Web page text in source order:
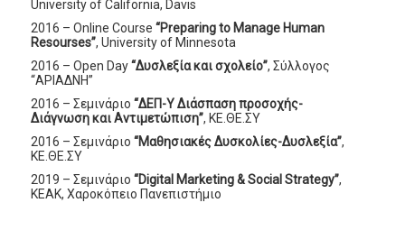
University of California, Davis
2016 – Online Course“Preparing to Manage Human
Resourses”, University of Minnesota
2016 – Open Day“Δυσλεξία και σχολείο”, Σύλλογος
“ΑΡΙΑΔΝΗ”
2016 – Σεμινάριο“ΔΕΠ-Υ Διάσπαση προσοχής-
Διάγνωση και Αντιμετώπιση”, ΚΕ.ΘΕ.ΣΥ
2016 – Σεμινάριο“Μαθησιακές Δυσκολίες-Δυσλεξία”,
ΚΕ.ΘΕ.ΣΥ
2019 – Σεμινάριο“Digital Marketing & Social Strategy”,
ΚΕΑΚ, Χαροκόπειο Πανεπιστήμιο